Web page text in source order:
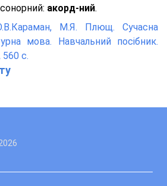
акорд-ний.
М.Я. Плющ. Сучасна
мова. Навчальний посібник.
с.